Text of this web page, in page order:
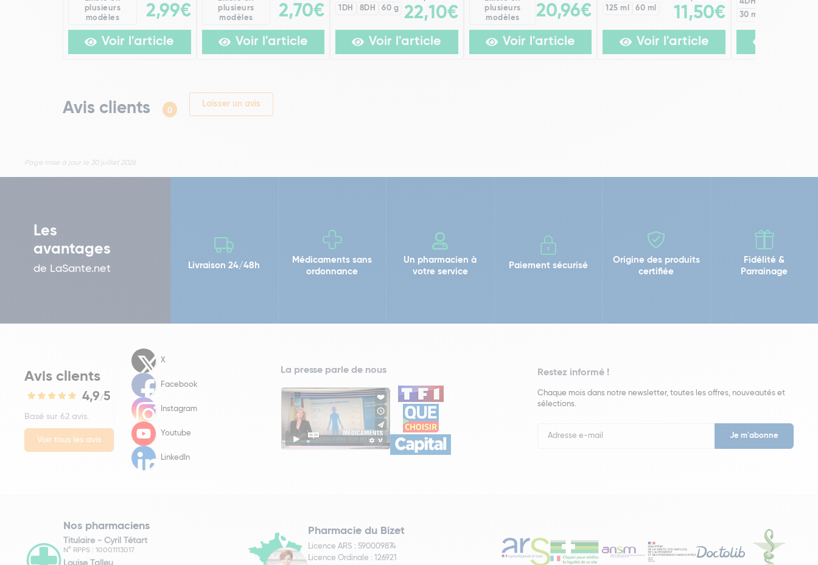
plusieurs
modèles
2,99€
Voir l'article
plusieurs
modèles
2,70€
Voir l'article
1DH 8DH 60 g 22,10€
Voir l'article
plusieurs
modèles
20,96€
Voir l'article
125 ml 60 ml 11,50€
Voir l'article
30 ml
Avis clients 0
Laisser un avis
Page mise à jour le 30 juillet 2026
Les
avantages
de LaSante.net Livraison 24/48h
Médicaments sans
ordonnance
Un pharmacien à
votre service
Paiement sécurisé
Origine des produits
certifiée
Fidélité &
Parrainage
Avis clients
4,9/5
Basé sur 62 avis.
Voir tous les avis
X
Facebook
Instagram
Youtube
LinkedIn
La presse parle de nous Restez informé !
Chaque mois dans notre newsletter, toutes les offres, nouveautés et
sélections.
Newsletter
Nos pharmaciens
Titulaire - Cyril Tétart
N° RPPS : 10001113017
Louise Talleu
Pharmacie du Bizet
Licence ARS : 590009874
Licence Ordinale : 126921